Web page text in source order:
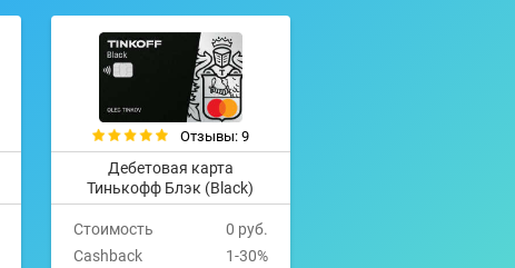
Отзывы: 9
Дебетовая карта
Тинькофф Блэк (Black)
Стоимость
0 руб.
Cashback
1-30%